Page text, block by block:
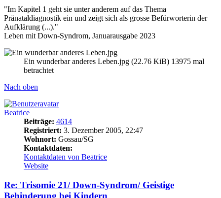
"Im Kapitel 1 geht sie unter anderem auf das Thema
Pränataldiagnostik ein und zeigt sich als grosse Befürworterin der
Aufklärung (...)."
Leben mit Down-Syndrom, Januarausgabe 2023
Ein wunderbar anderes Leben.jpg (22.76 KiB) 13975 mal
betrachtet
Nach oben
Beatrice
Beiträge: 4614
Registriert: 3. Dezember 2005, 22:47
Wohnort: Gossau/SG
Kontaktdaten:
Kontaktdaten von Beatrice
Website
Re: Trisomie 21/ Down-Syndrom/ Geistige
Behinderung bei Kindern